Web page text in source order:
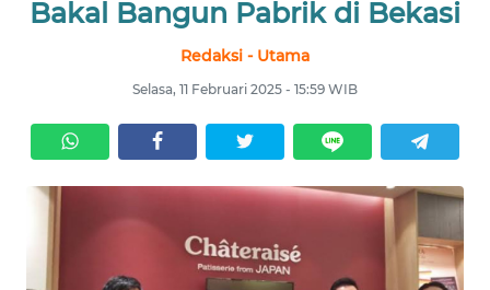
Bakal Bangun Pabrik di Bekasi
Redaksi - Utama
Selasa, 11 Februari 2025 - 15:59 WIB
NUSANTARA
SERBA-
SERBI
OPINI
Informasi